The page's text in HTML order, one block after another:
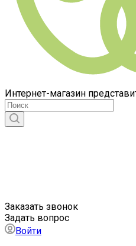
Интернет-магазин
Заказать звонок
Задать вопрос
Войти